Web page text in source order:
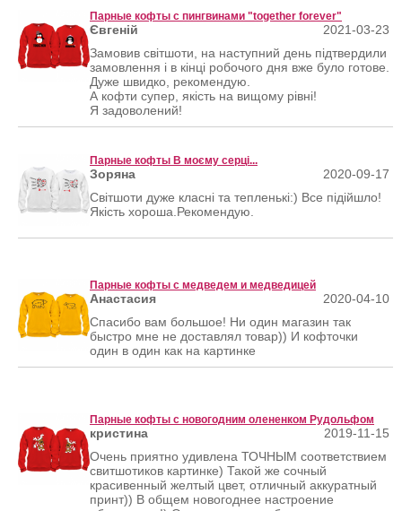
Парные кофты с пингвинами "together forever"
Євгеній
2021-03-23
Замовив світшоти, на наступний день підтвердили
замовлення і в кінці робочого дня вже було готове.
Дуже швидко, рекомендую.
А кофти супер, якість на вищому рівні!
Я задоволений!
Парные кофты В моєму серці...
Зоряна
2020-09-17
Світшоти дуже класні та тепленькі:) Все підійшло!
Якість хороша.Рекомендую.
Парные кофты с медведем и медведицей
Анастасия
2020-04-10
Спасибо вам большое! Ни один магазин так
быстро мне не доставлял товар)) И кофточки
один в один как на картинке
Парные кофты с новогодним олененком Рудольфом
кристина
2019-11-15
Очень приятно удивлена ТОЧНЫМ соответствием
свитшотиков картинке) Такой же сочный
красивенный желтый цвет, отличный аккуратный
принт)) В общем новогоднее настроение